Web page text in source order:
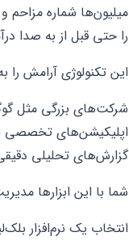
میلیون‌ها شماره
را حتی قبل از به صدا
این تکنولوژی آرامش را
شرکت‌های بزرگی مثل
اپلیکیشن‌های تخصصی
گزارش‌های تحلیلی
شما با این ابزارها
انتخاب یک نرم‌افزار